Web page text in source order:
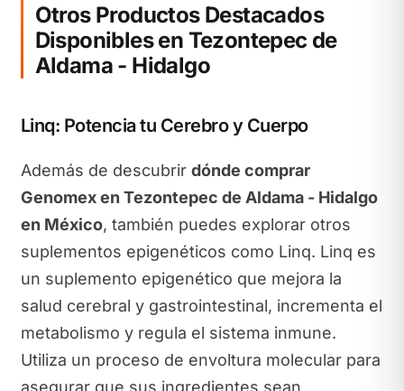
Otros Productos Destacados
Disponibles en Tezontepec de
Aldama - Hidalgo
Linq: Potencia tu Cerebro y Cuerpo
Además de descubrir dónde comprar
Genomex en Tezontepec de Aldama - Hidalgo
en México, también puedes explorar otros
suplementos epigenéticos como Linq. Linq es
un suplemento epigenético que mejora la
salud cerebral y gastrointestinal, incrementa el
metabolismo y regula el sistema inmune.
Utiliza un proceso de envoltura molecular para
asegurar que sus ingredientes sean